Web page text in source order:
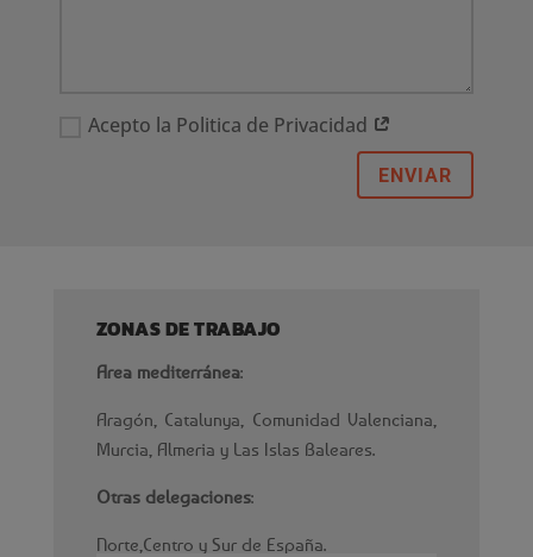
Acepto la Politica de Privacidad
ENVIAR
ZONAS DE TRABAJO
Area mediterránea:
Aragón, Catalunya, Comunidad Valenciana,
Murcia, Almeria y Las Islas Baleares.
Otras delegaciones:
Norte,Centro y Sur de España.